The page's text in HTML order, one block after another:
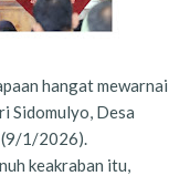
hangat mewarnai
Sidomulyo, Desa
(9/1/2026).
keakraban itu,